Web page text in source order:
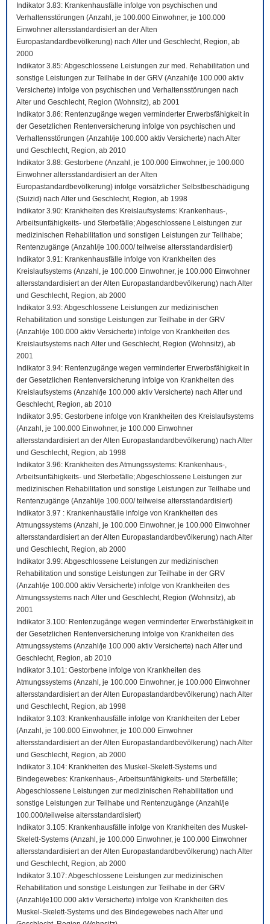
Indikator 3.83: Krankenhausfälle infolge von psychischen und
Verhaltensstörungen (Anzahl, je 100.000 Einwohner, je 100.000
Einwohner altersstandardisiert an der Alten
Europastandardbevölkerung) nach Alter und Geschlecht, Region, ab
2000
Indikator 3.85: Abgeschlossene Leistungen zur med. Rehabilitation und
sonstige Leistungen zur Teilhabe in der GRV (Anzahl/je 100.000 aktiv
Versicherte) infolge von psychischen und Verhaltensstörungen nach
Alter und Geschlecht, Region (Wohnsitz), ab 2001
Indikator 3.86: Rentenzugänge wegen verminderter Erwerbsfähigkeit in
der Gesetzlichen Rentenversicherung infolge von psychischen und
Verhaltensstörungen (Anzahl/je 100.000 aktiv Versicherte) nach Alter
und Geschlecht, Region, ab 2010
Indikator 3.88: Gestorbene (Anzahl, je 100.000 Einwohner, je 100.000
Einwohner altersstandardisiert an der Alten
Europastandardbevölkerung) infolge vorsätzlicher Selbstbeschädigung
(Suizid) nach Alter und Geschlecht, Region, ab 1998
Indikator 3.90: Krankheiten des Kreislaufsystems: Krankenhaus-,
Arbeitsunfähigkeits- und Sterbefälle; Abgeschlossene Leistungen zur
medizinischen Rehabilitation und sonstigen Leistungen zur Teilhabe;
Rentenzugänge (Anzahl/je 100.000/ teilweise altersstandardisiert)
Indikator 3.91: Krankenhausfälle infolge von Krankheiten des
Kreislaufsystems (Anzahl, je 100.000 Einwohner, je 100.000 Einwohner
altersstandardisiert an der Alten Europastandardbevölkerung) nach Alter
und Geschlecht, Region, ab 2000
Indikator 3.93: Abgeschlossene Leistungen zur medizinischen
Rehabilitation und sonstige Leistungen zur Teilhabe in der GRV
(Anzahl/je 100.000 aktiv Versicherte) infolge von Krankheiten des
Kreislaufsystems nach Alter und Geschlecht, Region (Wohnsitz), ab
2001
Indikator 3.94: Rentenzugänge wegen verminderter Erwerbsfähigkeit in
der Gesetzlichen Rentenversicherung infolge von Krankheiten des
Kreislaufsystems (Anzahl/je 100.000 aktiv Versicherte) nach Alter und
Geschlecht, Region, ab 2010
Indikator 3.95: Gestorbene infolge von Krankheiten des Kreislaufsystems
(Anzahl, je 100.000 Einwohner, je 100.000 Einwohner
altersstandardisiert an der Alten Europastandardbevölkerung) nach Alter
und Geschlecht, Region, ab 1998
Indikator 3.96: Krankheiten des Atmungssystems: Krankenhaus-,
Arbeitsunfähigkeits- und Sterbefälle; Abgeschlossene Leistungen zur
medizinischen Rehabilitation und sonstige Leistungen zur Teilhabe und
Rentenzugänge (Anzahl/je 100.000/ teilweise altersstandardisiert)
Indikator 3.97 : Krankenhausfälle infolge von Krankheiten des
Atmungssystems (Anzahl, je 100.000 Einwohner, je 100.000 Einwohner
altersstandardisiert an der Alten Europastandardbevölkerung) nach Alter
und Geschlecht, Region, ab 2000
Indikator 3.99: Abgeschlossene Leistungen zur medizinischen
Rehabilitation und sonstige Leistungen zur Teilhabe in der GRV
(Anzahl/je 100.000 aktiv Versicherte) infolge von Krankheiten des
Atmungssystems nach Alter und Geschlecht, Region (Wohnsitz), ab
2001
Indikator 3.100: Rentenzugänge wegen verminderter Erwerbsfähigkeit in
der Gesetzlichen Rentenversicherung infolge von Krankheiten des
Atmungssystems (Anzahl/je 100.000 aktiv Versicherte) nach Alter und
Geschlecht, Region, ab 2010
Indikator 3.101: Gestorbene infolge von Krankheiten des
Atmungssystems (Anzahl, je 100.000 Einwohner, je 100.000 Einwohner
altersstandardisiert an der Alten Europastandardbevölkerung) nach Alter
und Geschlecht, Region, ab 1998
Indikator 3.103: Krankenhausfälle infolge von Krankheiten der Leber
(Anzahl, je 100.000 Einwohner, je 100.000 Einwohner
altersstandardisiert an der Alten Europastandardbevölkerung) nach Alter
und Geschlecht, Region, ab 2000
Indikator 3.104: Krankheiten des Muskel-Skelett-Systems und
Bindegewebes: Krankenhaus-, Arbeitsunfähigkeits- und Sterbefälle;
Abgeschlossene Leistungen zur medizinischen Rehabilitation und
sonstige Leistungen zur Teilhabe und Rentenzugänge (Anzahl/je
100.000/teilweise altersstandardisiert)
Indikator 3.105: Krankenhausfälle infolge von Krankheiten des Muskel-
Skelett-Systems (Anzahl, je 100.000 Einwohner, je 100.000 Einwohner
altersstandardisiert an der Alten Europastandardbevölkerung) nach Alter
und Geschlecht, Region, ab 2000
Indikator 3.107: Abgeschlossene Leistungen zur medizinischen
Rehabilitation und sonstige Leistungen zur Teilhabe in der GRV
(Anzahl/je100.000 aktiv Versicherte) infolge von Krankheiten des
Muskel-Skelett-Systems und des Bindegewebes nach Alter und